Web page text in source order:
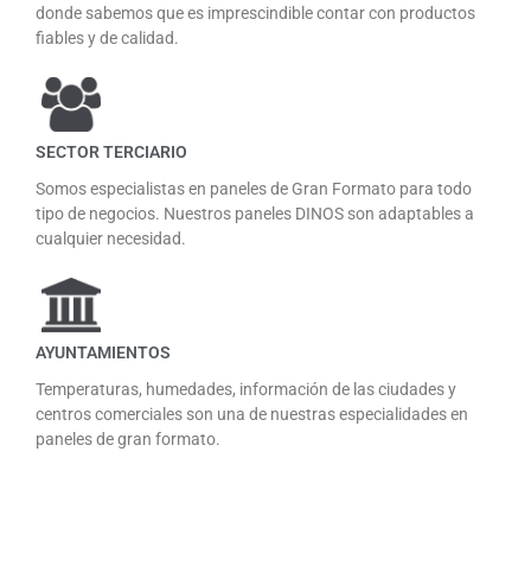
donde sabemos que es imprescindible contar con productos
fiables y de calidad.
SECTOR TERCIARIO
Somos especialistas en paneles de Gran Formato para todo
tipo de negocios. Nuestros paneles DINOS son adaptables a
cualquier necesidad.
AYUNTAMIENTOS
Temperaturas, humedades, información de las ciudades y
centros comerciales son una de nuestras especialidades en
paneles de gran formato.